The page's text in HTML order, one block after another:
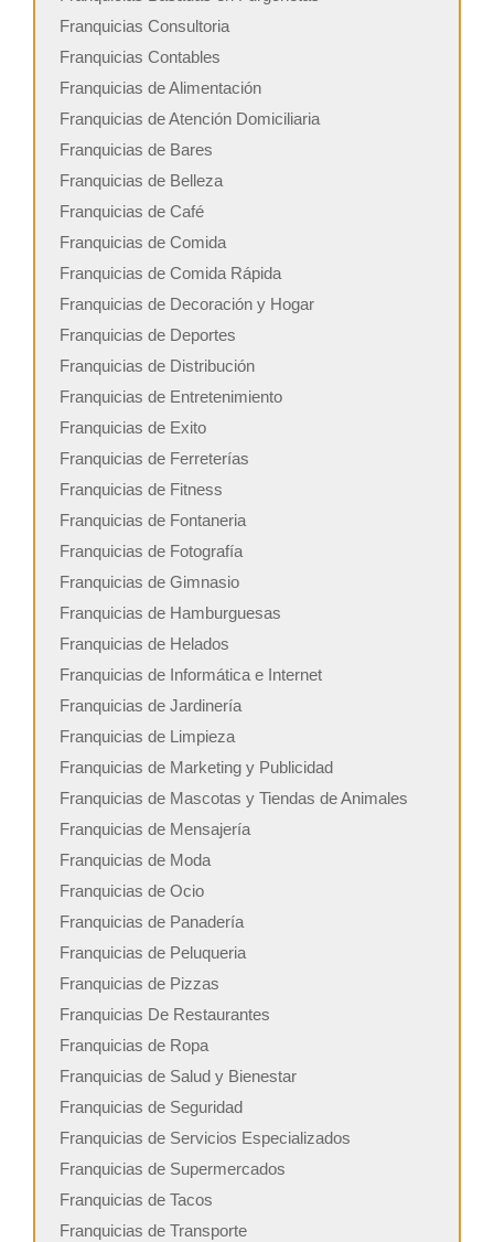
Franquicias Consultoria
Franquicias Contables
Franquicias de Alimentación
Franquicias de Atención Domiciliaria
Franquicias de Bares
Franquicias de Belleza
Franquicias de Café
Franquicias de Comida
Franquicias de Comida Rápida
Franquicias de Decoración y Hogar
Franquicias de Deportes
Franquicias de Distribución
Franquicias de Entretenimiento
Franquicias de Exito
Franquicias de Ferreterías
Franquicias de Fitness
Franquicias de Fontaneria
Franquicias de Fotografía
Franquicias de Gimnasio
Franquicias de Hamburguesas
Franquicias de Helados
Franquicias de Informática e Internet
Franquicias de Jardinería
Franquicias de Limpieza
Franquicias de Marketing y Publicidad
Franquicias de Mascotas y Tiendas de Animales
Franquicias de Mensajería
Franquicias de Moda
Franquicias de Ocio
Franquicias de Panadería
Franquicias de Peluqueria
Franquicias de Pizzas
Franquicias De Restaurantes
Franquicias de Ropa
Franquicias de Salud y Bienestar
Franquicias de Seguridad
Franquicias de Servicios Especializados
Franquicias de Supermercados
Franquicias de Tacos
Franquicias de Transporte